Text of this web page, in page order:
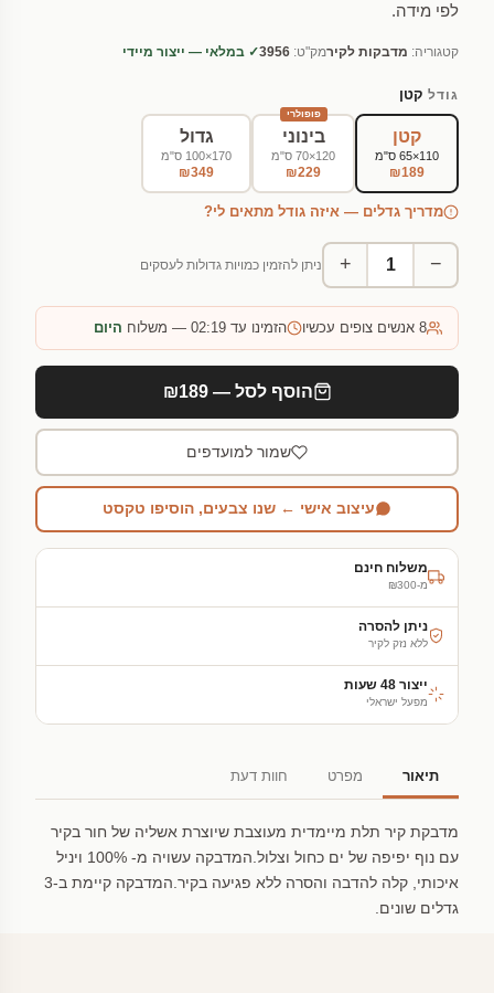
לפי מידה.
קטגוריה: מדבקות לקירמק"ט: 3956✓ במלאי — ייצור מיידי
גודל קטן
קטן
110×65 ס"מ
₪189
פופולרי
בינוני
120×70 ס"מ
₪229
גדול
170×100 ס"מ
₪349
מדריך גדלים — איזה גודל מתאים לי?
−
+ ניתן להזמין כמויות גדולות לעסקים
8 אנשים צופים עכשיו הזמינו עד 02:19 — משלוח היום
הוסף לסל — ₪189
שמור למועדפים
עיצוב אישי ← שנו צבעים, הוסיפו טקסט
משלוח חינם
מ-₪300
ניתן להסרה
ללא נזק לקיר
ייצור 48 שעות
מפעל ישראלי
תיאור מפרט חוות דעת
מדבקת קיר תלת מיימדית מעוצבת שיוצרת אשליה של חור בקיר
עם נוף יפיפה של ים כחול וצלול.המדבקה עשויה מ- 100% ויניל
איכותי, קלה להדבה והסרה ללא פגיעה בקיר.המדבקה קיימת ב-3
גדלים שונים.